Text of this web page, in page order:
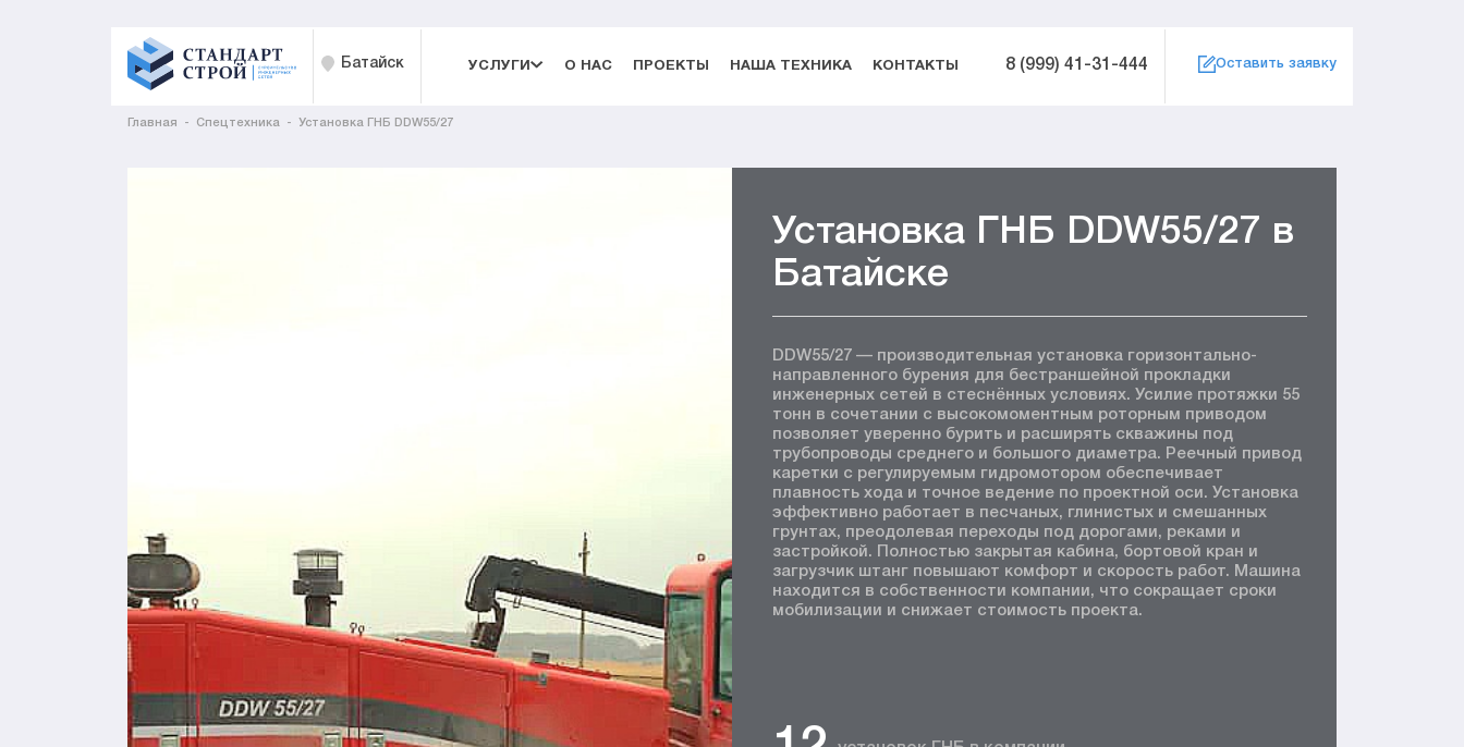
Батайск УСЛУГИ О НАС ПРОЕКТЫ НАША ТЕХНИКА КОНТАКТЫ 8 (999) 41-31-444 Оставить заявку
Главная Спецтехника Установка ГНБ DDW55/27
Установка ГНБ DDW55/27 в
Батайске
DDW55/27 — производительная установка горизонтально-
направленного бурения для бестраншейной прокладки
инженерных сетей в стеснённых условиях. Усилие протяжки 55
тонн в сочетании с высокомоментным роторным приводом
позволяет уверенно бурить и расширять скважины под
трубопроводы среднего и большого диаметра. Реечный привод
каретки с регулируемым гидромотором обеспечивает
плавность хода и точное ведение по проектной оси. Установка
эффективно работает в песчаных, глинистых и смешанных
грунтах, преодолевая переходы под дорогами, реками и
застройкой. Полностью закрытая кабина, бортовой кран и
загрузчик штанг повышают комфорт и скорость работ. Машина
находится в собственности компании, что сокращает сроки
мобилизации и снижает стоимость проекта.